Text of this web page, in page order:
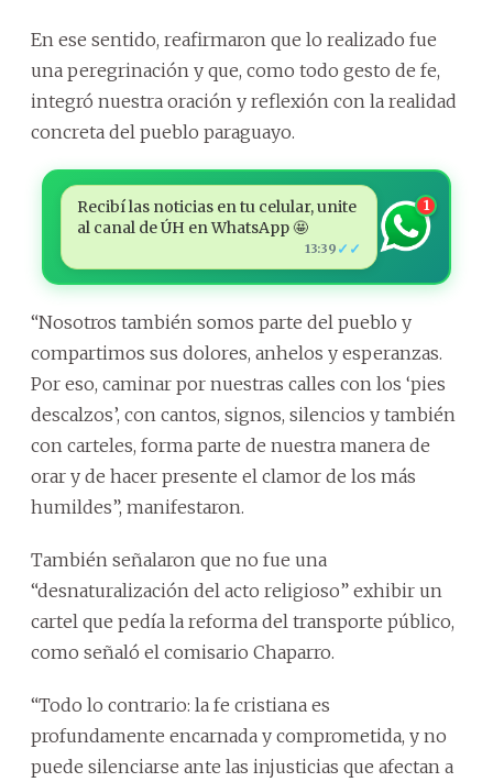
En ese sentido, reafirmaron que lo realizado fue
una peregrinación y que, como todo gesto de fe,
integró nuestra oración y reflexión con la realidad
concreta del pueblo paraguayo.
Recibí las noticias en tu celular, unite
al canal de ÚH en WhatsApp 🤩
13:39 ✓✓
1
“Nosotros también somos parte del pueblo y
compartimos sus dolores, anhelos y esperanzas.
Por eso, caminar por nuestras calles con los ‘pies
descalzos’, con cantos, signos, silencios y también
con carteles, forma parte de nuestra manera de
orar y de hacer presente el clamor de los más
humildes”, manifestaron.
También señalaron que no fue una
“desnaturalización del acto religioso” exhibir un
cartel que pedía la reforma del transporte público,
como señaló el comisario Chaparro.
“Todo lo contrario: la fe cristiana es
profundamente encarnada y comprometida, y no
puede silenciarse ante las injusticias que afectan a